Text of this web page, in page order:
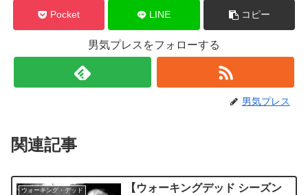
Pocket LINE コピー
男気プレスをフォローする
男気プレス
関連記事
ウォーキング・デッド
【ウォーキングデッド シーズン